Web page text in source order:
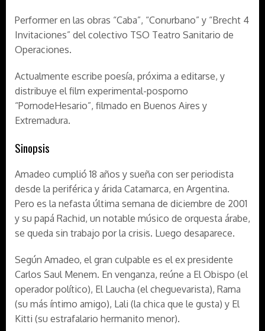
Performer en las obras “Caba”, “Conurbano” y “Brecht 4
Invitaciones” del colectivo TSO Teatro Sanitario de
Operaciones.
Actualmente escribe poesía, próxima a editarse, y
distribuye el film experimental-posporno
“PornodeHesario”, filmado en Buenos Aires y
Extremadura.
Sinopsis
Amadeo cumplió 18 años y sueña con ser periodista
desde la periférica y árida Catamarca, en Argentina.
Pero es la nefasta última semana de diciembre de 2001
y su papá Rachid, un notable músico de orquesta árabe,
se queda sin trabajo por la crisis. Luego desaparece.
Según Amadeo, el gran culpable es el ex presidente
Carlos Saul Menem. En venganza, reúne a El Obispo (el
operador político), El Laucha (el cheguevarista), Rama
(su más íntimo amigo), Lali (la chica que le gusta) y El
Kitti (su estrafalario hermanito menor).